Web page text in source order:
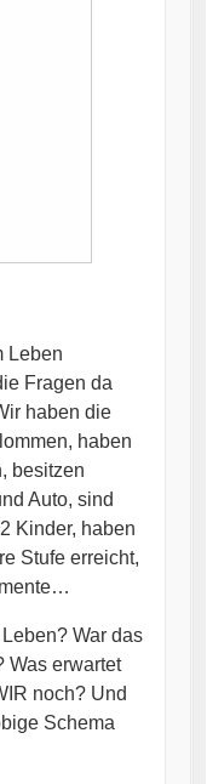
Leben
Fragen da
haben die
haben
besitzen
Auto, sind
Kinder, haben
Stufe erreicht,
War das
Was erwartet
noch? Und
Schema